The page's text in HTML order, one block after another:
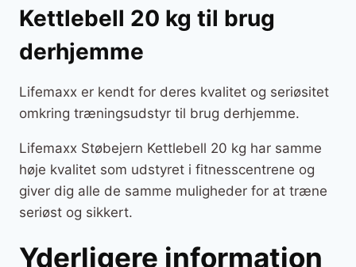
Kettlebell 20 kg til brug
derhjemme
Lifemaxx er kendt for deres kvalitet og seriøsitet
omkring træningsudstyr til brug derhjemme.
Lifemaxx Støbejern Kettlebell 20 kg har samme
høje kvalitet som udstyret i fitnesscentrene og
giver dig alle de samme muligheder for at træne
seriøst og sikkert.
Yderligere information